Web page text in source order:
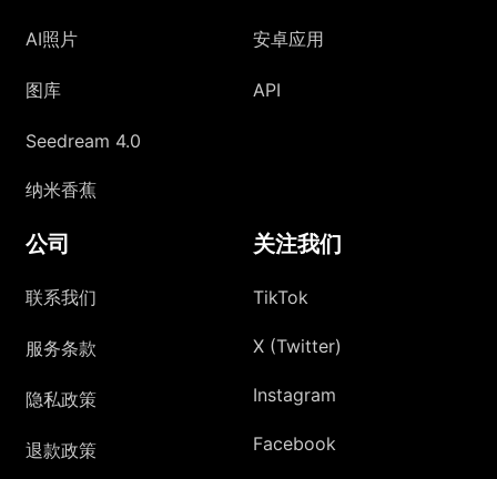
AI照片
图库
Seedream 4.0
纳米香蕉
安卓应用
API
公司
联系我们
服务条款
隐私政策
退款政策
关注我们
TikTok
X (Twitter)
Instagram
Facebook